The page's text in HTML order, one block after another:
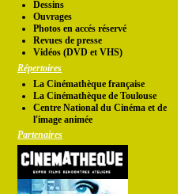
Dessins
Ouvrages
Photos en accés réservé
Revues de presse
Vidéos (DVD et VHS)
Répertoires
La Cinémathèque française
La Cinémathèque de Toulouse
Centre National du Cinéma et de
l'image animée
Partenaires